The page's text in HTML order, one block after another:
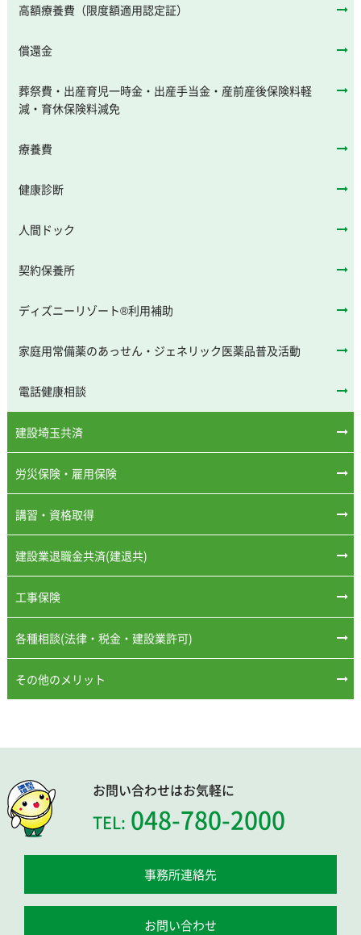
高額療養費（限度額適用認定証）
償還金
葬祭費・出産育児一時金・出産手当金・産前産後保険料軽
減・育休保険料減免
療養費
健康診断
人間ドック
契約保養所
ディズニーリゾート®利用補助
家庭用常備薬のあっせん・ジェネリック医薬品普及活動
電話健康相談
建設埼玉共済
労災保険・雇用保険
講習・資格取得
建設業退職金共済(建退共)
工事保険
各種相談(法律・税金・建設業許可)
その他のメリット
お問い合わせはお気軽に
TEL: 048-780-2000
事務所連絡先
お問い合わせ